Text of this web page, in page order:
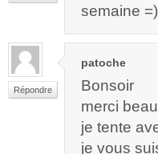
semaine =)
Répondre
patoche
Bonsoir
merci
je tente
je vous